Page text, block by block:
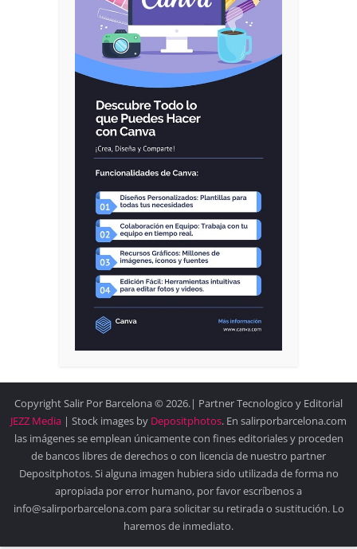
Copyright Salir Por Barcelona © 2026.| Partner Tecnologico y Editorial
JEZZ Media | Stock images by Depositphotos. En salirporbarcelona.com
las imágenes se emplean únicamente con fines editoriales y proceden
de bancos libres de derechos o con licencia de nuestro partner
Depositphotos. Si alguna imagen hubiera sido utilizada de forma no
apropiada por error humano, por favor escríbenos a
info@salirporbarcelona.com para solicitar su retirada o sustitución. Lo
haremos de inmediato.